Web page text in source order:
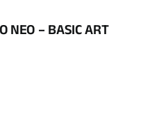
NEO – BASIC ART